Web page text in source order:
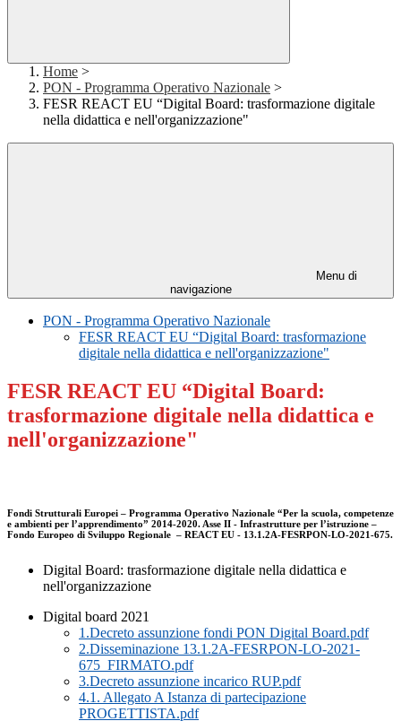
Home >
PON - Programma Operativo Nazionale >
FESR REACT EU “Digital Board: trasformazione digitale
nella didattica e nell'organizzazione"
Menu di
navigazione
PON - Programma Operativo Nazionale
FESR REACT EU “Digital Board: trasformazione
digitale nella didattica e nell'organizzazione"
FESR REACT EU “Digital Board:
trasformazione digitale nella didattica e
nell'organizzazione"
Fondi Strutturali Europei – Programma Operativo Nazionale “Per la scuola, competenze
e ambienti per l’apprendimento” 2014-2020. Asse II - Infrastrutture per l’istruzione –
Fondo Europeo di Sviluppo Regionale – REACT EU - 13.1.2A-FESRPON-LO-2021-675.
Digital Board: trasformazione digitale nella didattica e
nell'organizzazione
Digital board 2021
1.Decreto assunzione fondi PON Digital Board.pdf
2.Disseminazione 13.1.2A-FESRPON-LO-2021-
675_FIRMATO.pdf
3.Decreto assunzione incarico RUP.pdf
4.1. Allegato A Istanza di partecipazione
PROGETTISTA.pdf